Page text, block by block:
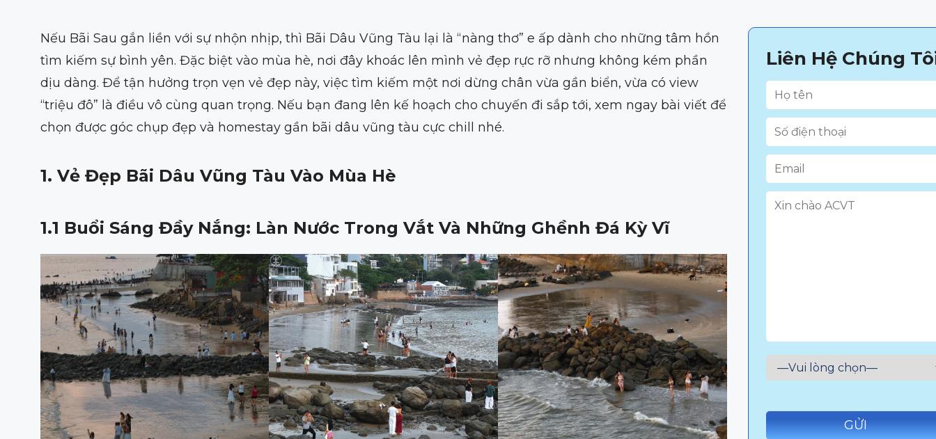
Nếu Bãi Sau gắn liền với sự nhộn nhịp, thì Bãi Dâu Vũng Tàu lại là “nàng thơ” e ấp dành cho những tâm hồn
tìm kiếm sự bình yên. Đặc biệt vào mùa hè, nơi đây khoác lên mình vẻ đẹp rực rỡ nhưng không kém phần
dịu dàng. Để tận hưởng trọn vẹn vẻ đẹp này, việc tìm kiếm một nơi dừng chân vừa gần biển, vừa có view
“triệu đô” là điều vô cùng quan trọng. Nếu bạn đang lên kế hoạch cho chuyến đi sắp tới, xem ngay bài viết để
chọn được góc chụp đẹp và homestay gần bãi dâu vũng tàu cực chill nhé.
1. Vẻ Đẹp Bãi Dâu Vũng Tàu Vào Mùa Hè
1.1 Buổi Sáng Đầy Nắng: Làn Nước Trong Vắt Và Những Ghềnh Đá Kỳ Vĩ
Liên Hệ Chúng